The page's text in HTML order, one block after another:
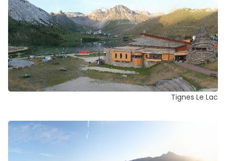
Tignes Le Lac